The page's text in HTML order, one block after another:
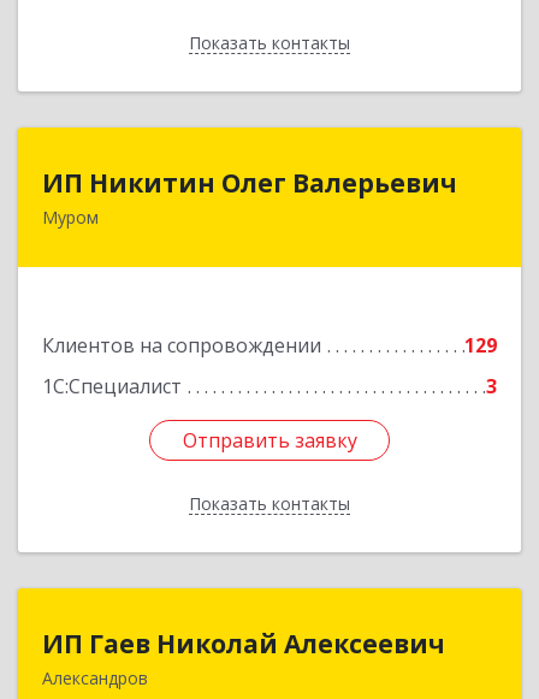
Показать контакты
Назад
ИП Никитин Олег Валерьевич
Муром
Клиентов на сопровождении
129
1С:Специалист
3
Отправить заявку
Показать контакты
Отправить заявку
Назад
ИП Гаев Николай Алексеевич
Александров
ИП Гаев Николай Алексеевич
601650, Владимирская обл, Александровский р-